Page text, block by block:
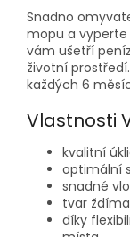
Snadno
mopu a vyperte
vám ušetří
životní
každých 6
Vlastnosti
kvalitní
optimální
snadné
tvar
díky